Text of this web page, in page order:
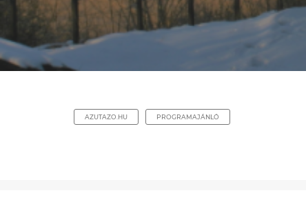
AZUTAZO.HU PROGRAMAJÁNLÓ